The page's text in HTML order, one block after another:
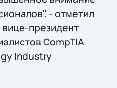
- отметил
президент
CompTIA
Industry